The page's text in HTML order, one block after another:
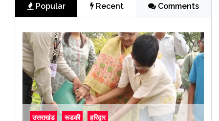
Popular Recent Comments
उत्तराखंड रूडकी हरिद्वार